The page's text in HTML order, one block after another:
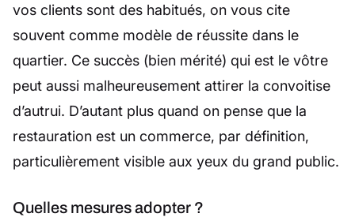
vos clients sont des habitués, on vous cite
souvent comme modèle de réussite dans le
quartier. Ce succès (bien mérité) qui est le vôtre
peut aussi malheureusement attirer la convoitise
d’autrui. D’autant plus quand on pense que la
restauration est un commerce, par définition,
particulièrement visible aux yeux du grand public.
Quelles mesures adopter ?